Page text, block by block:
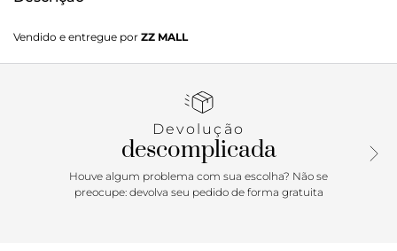
material similar ao couro tem formato estruturado e
acabamento liso. Possui extensores nas laterais e botões
fecho superior em zíper e puxador. Com inscrição metálica
Está procurando uma bag pra carregar tudo o que você
precisa por aí? Essa bolsa shopping é a melhor escolha!
Com muito espaço interno e design minimalista, acomoda
seus pertences e ainda combina com os mais diversos
Vendido e entregue por ZZ MALL
Devolução
descomplicada
Houve algum problema com sua escolha? Não se
preocupe: devolva seu pedido de forma gratuita